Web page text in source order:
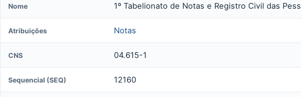
Nome 1º Tabelionato de Notas e Registro Civil das
Atribuições Notas
CNS 04.615-1
Sequencial (SEQ) 12160